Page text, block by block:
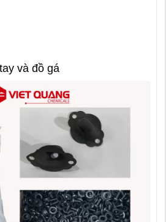
và đồ gá